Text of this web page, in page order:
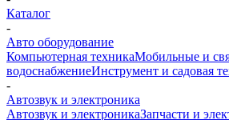
Каталог
-
Авто оборудование
Компьютерная техникаМобильные и
водоснабжениеИнструмент и садовая
-
Автозвук и электроника
Автозвук и электроникаЗапчасти и